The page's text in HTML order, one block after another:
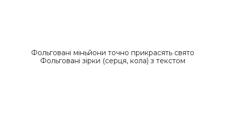
Фольговані міньйони точно прикрасять свято
Фольговані зірки (серця, кола) з текстом